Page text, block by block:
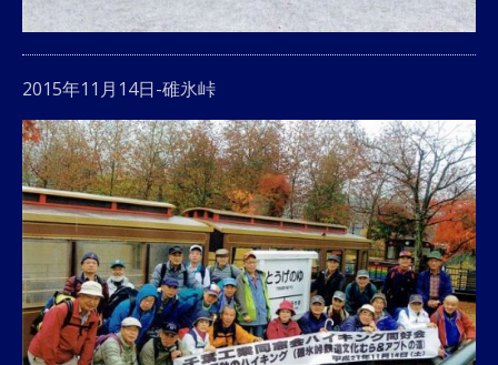
2015年11月14日-碓氷峠